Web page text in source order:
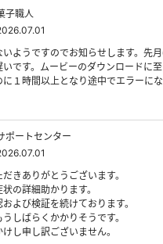
子職人
いようですのでお知らせします。先
いです。ムービーのダウンロードに
１時間以上となり途中でエラーにな
ポートセンター
きありがとうございます。
の詳細助かります。
よび検証を続けております。
しばらくかかりそうです。
し申し訳ございません。